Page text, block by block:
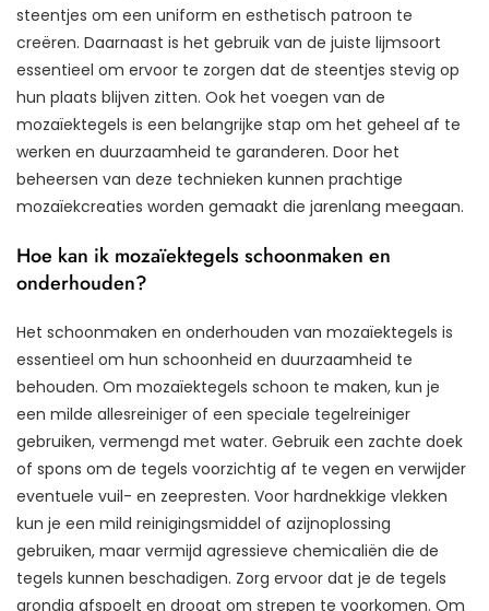
steentjes om een uniform en esthetisch patroon te
creëren. Daarnaast is het gebruik van de juiste lijmsoort
essentieel om ervoor te zorgen dat de steentjes stevig op
hun plaats blijven zitten. Ook het voegen van de
mozaïektegels is een belangrijke stap om het geheel af te
werken en duurzaamheid te garanderen. Door het
beheersen van deze technieken kunnen prachtige
mozaïekcreaties worden gemaakt die jarenlang meegaan.
Hoe kan ik mozaïektegels schoonmaken en
onderhouden?
Het schoonmaken en onderhouden van mozaïektegels is
essentieel om hun schoonheid en duurzaamheid te
behouden. Om mozaïektegels schoon te maken, kun je
een milde allesreiniger of een speciale tegelreiniger
gebruiken, vermengd met water. Gebruik een zachte doek
of spons om de tegels voorzichtig af te vegen en verwijder
eventuele vuil- en zeepresten. Voor hardnekkige vlekken
kun je een mild reinigingsmiddel of azijnoplossing
gebruiken, maar vermijd agressieve chemicaliën die de
tegels kunnen beschadigen. Zorg ervoor dat je de tegels
grondig afspoelt en droogt om strepen te voorkomen. Om